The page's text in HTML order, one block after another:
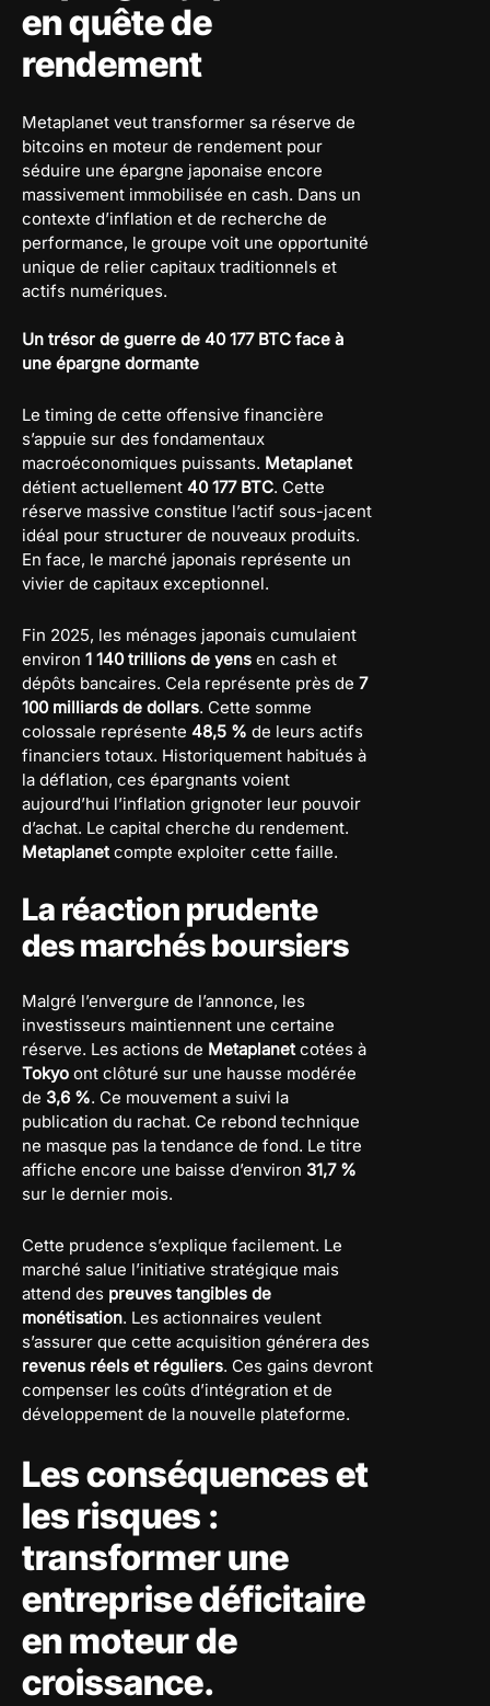
en quête de
rendement
Metaplanet veut transformer sa réserve de
bitcoins en moteur de rendement pour
séduire une épargne japonaise encore
massivement immobilisée en cash. Dans un
contexte d’inflation et de recherche de
performance, le groupe voit une opportunité
unique de relier capitaux traditionnels et
actifs numériques.
Un trésor de guerre de 40 177 BTC face à
une épargne dormante
Le timing de cette offensive financière
s’appuie sur des fondamentaux
macroéconomiques puissants. Metaplanet
détient actuellement 40 177 BTC. Cette
réserve massive constitue l’actif sous-jacent
idéal pour structurer de nouveaux produits.
En face, le marché japonais représente un
vivier de capitaux exceptionnel.
Fin 2025, les ménages japonais cumulaient
environ 1 140 trillions de yens en cash et
dépôts bancaires. Cela représente près de 7
100 milliards de dollars. Cette somme
colossale représente 48,5 % de leurs actifs
financiers totaux. Historiquement habitués à
la déflation, ces épargnants voient
aujourd’hui l’inflation grignoter leur pouvoir
d’achat. Le capital cherche du rendement.
Metaplanetcompte exploiter cette faille.
La réaction prudente
des marchés boursiers
Malgré l’envergure de l’annonce, les
investisseurs maintiennent une certaine
réserve. Les actions de Metaplanetcotées à
Tokyo ont clôturé sur une hausse modérée
de 3,6 %. Ce mouvement a suivi la
publication du rachat. Ce rebond technique
ne masque pas la tendance de fond. Le titre
affiche encore une baisse d’environ 31,7 %
sur le dernier mois.
Cette prudence s’explique facilement. Le
marché salue l’initiative stratégique mais
attend des preuves tangibles de
monétisation. Les actionnaires veulent
s’assurer que cette acquisition générera des
revenus réels et réguliers. Ces gains devront
compenser les coûts d’intégration et de
développement de la nouvelle plateforme.
Les conséquences et
les risques :
transformer une
entreprise déficitaire
en moteur de
croissance.